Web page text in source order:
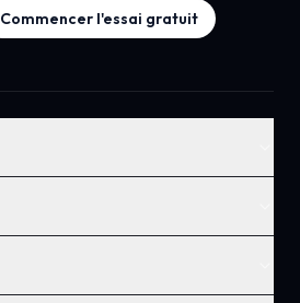
Commencer l'essai gratuit